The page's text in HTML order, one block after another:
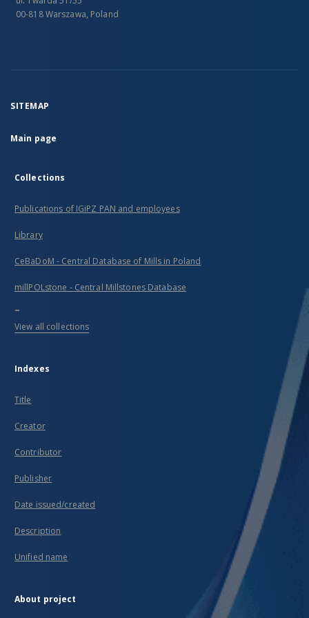
00-818 Warszawa, Poland
SITEMAP
Main page
Collections
Publications of IGiPZ PAN and employees
Library
CeBaDoM - Central Database of Mills in Poland
millPOLstone - Central Millstones Database
...
View all collections
Indexes
Title
Creator
Contributor
Publisher
Date issued/created
Description
Unified name
About project